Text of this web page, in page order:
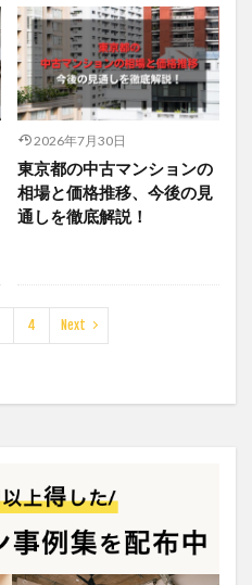
2026年7月30日
東京都の中古マンションの
相場と価格推移、今後の見
通しを徹底解説！
4 Next